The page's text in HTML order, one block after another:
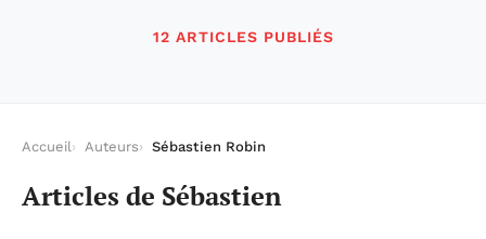
12 ARTICLES PUBLIÉS
Accueil Auteurs Sébastien Robin
Articles de Sébastien